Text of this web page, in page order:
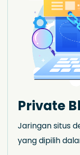
Private
Jaringan situs
yang dipilih